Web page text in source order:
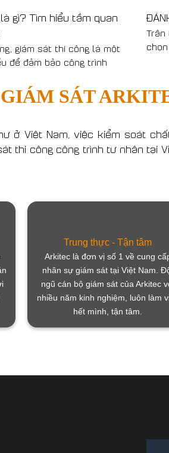
Trân
chọn
gì? Tìm hiểu tầm quan
giám sát thi công là một
để đảm bảo công trình
SÁT
ở Việt Nam, việc kiểm soát
thi công công trình tư nhân tại
Trung thực - Tận tâm
Arkitec là đơn vị số 1 về cung
nhân sự giám sát tại Việt Nam.
ngũ cán bộ giám sát của Arkitec
nhiều năm kinh nghiệm, luôn làm
hết mình, tận tâm.